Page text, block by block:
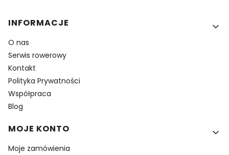
Linki w stopce
INFORMACJE
O nas
Serwis rowerowy
Kontakt
Polityka Prywatności
Współpraca
Blog
MOJE KONTO
Moje zamówienia